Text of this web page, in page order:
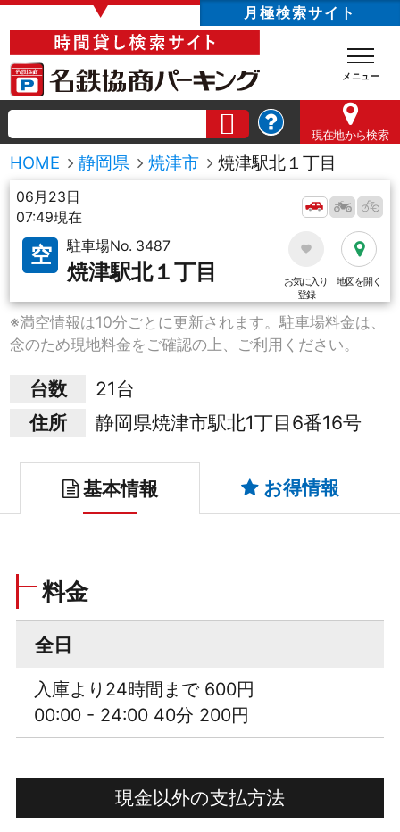
▼ 月極検索サイト
現在地から検索
HOME 静岡県 焼津市 焼津駅北１丁目
06月23日
07:49現在
空 駐車場No. 3487
焼津駅北１丁目
お気に入り
登録
地図を開く
※満空情報は10分ごとに更新されます。駐車場料金は、
念のため現地料金をご確認の上、ご利用ください。
台数
21台
住所
静岡県焼津市駅北1丁目6番16号
基本情報 お得情報
料金
全日
入庫より24時間まで 600円
00:00 - 24:00 40分 200円
現金以外の支払方法